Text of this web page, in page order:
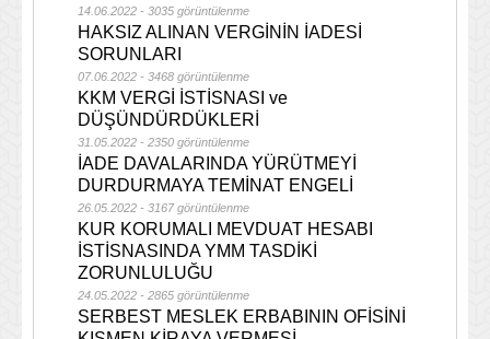
14.06.2022 - 3035 görüntülenme
HAKSIZ ALINAN VERGİNİN İADESİ
SORUNLARI
07.06.2022 - 3468 görüntülenme
KKM VERGİ İSTİSNASI ve
DÜŞÜNDÜRDÜKLERİ
31.05.2022 - 2350 görüntülenme
İADE DAVALARINDA YÜRÜTMEYİ
DURDURMAYA TEMİNAT ENGELİ
26.05.2022 - 3167 görüntülenme
KUR KORUMALI MEVDUAT HESABI
İSTİSNASINDA YMM TASDİKİ
ZORUNLULUĞU
24.05.2022 - 2865 görüntülenme
SERBEST MESLEK ERBABININ OFİSİNİ